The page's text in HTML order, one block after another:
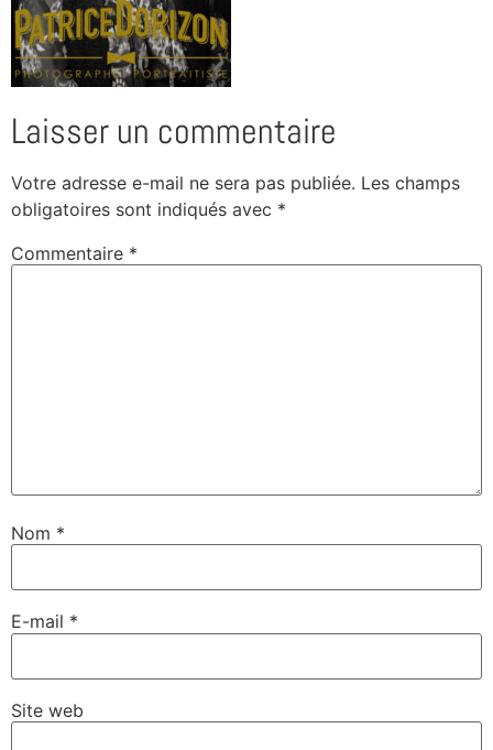
Laisser un commentaire
Votre adresse e-mail ne sera pas publiée. Les champs
obligatoires sont indiqués avec *
Commentaire *
Nom *
E-mail *
Site web